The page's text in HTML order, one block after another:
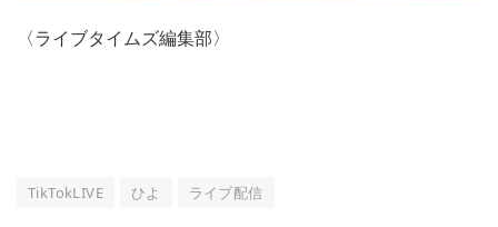
〈ライブタイムズ編集部〉
TikTokLIVE ひよ ライブ配信